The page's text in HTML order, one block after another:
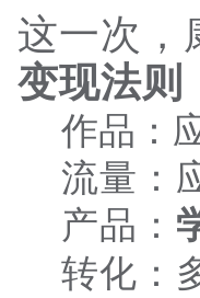
这一次，
变现法则
作品：
流量：
产品：
转化：